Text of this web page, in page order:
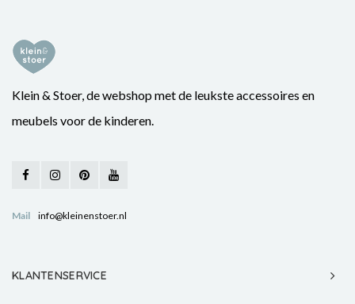
Klein & Stoer, de webshop met de leukste accessoires en
meubels voor de kinderen.
Mail info@kleinenstoer.nl
KLANTENSERVICE